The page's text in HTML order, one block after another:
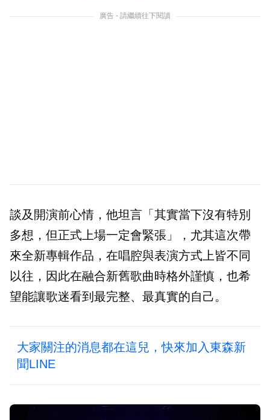
廣告 - 請繼續往下閱讀
談及開演前心情，他坦言「其實當下沒有特別
多想，但正式上場一定會緊張」，尤其這次帶
來全新專輯作品，在唱腔與表演方式上皆不同
以往，因此在融合新舊歌曲時格外謹慎，也希
望能讓歌迷看到最完整、最真實的自己。
大家關注的消息都在這兒，快來加入東森新
聞LINE